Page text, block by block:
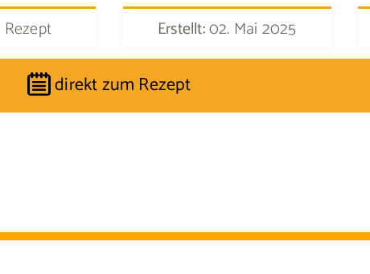
Rezept Erstellt:02. Mai 2025
direkt zum Rezept